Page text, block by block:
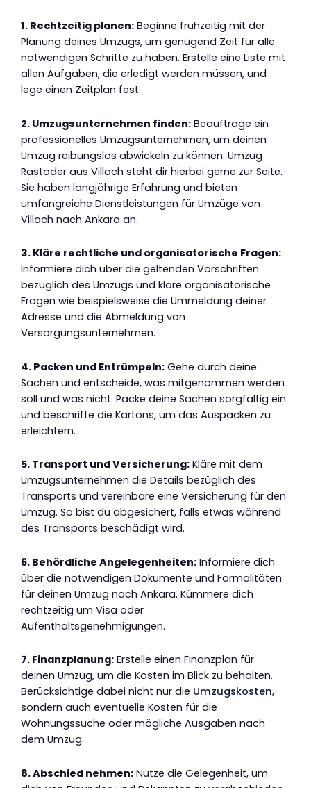
1. Rechtzeitig planen: Beginne frühzeitig mit der
Planung deines Umzugs, um genügend Zeit für alle
notwendigen Schritte zu haben. Erstelle eine Liste mit
allen Aufgaben, die erledigt werden müssen, und
lege einen Zeitplan fest.
2. Umzugsunternehmen finden: Beauftrage ein
professionelles Umzugsunternehmen, um deinen
Umzug reibungslos abwickeln zu können. Umzug
Rastoder aus Villach steht dir hierbei gerne zur Seite.
Sie haben langjährige Erfahrung und bieten
umfangreiche Dienstleistungen für Umzüge von
Villach nach Ankara an.
3. Kläre rechtliche und organisatorische Fragen:
Informiere dich über die geltenden Vorschriften
bezüglich des Umzugs und kläre organisatorische
Fragen wie beispielsweise die Ummeldung deiner
Adresse und die Abmeldung von
Versorgungsunternehmen.
4. Packen und Entrümpeln: Gehe durch deine
Sachen und entscheide, was mitgenommen werden
soll und was nicht. Packe deine Sachen sorgfältig ein
und beschrifte die Kartons, um das Auspacken zu
erleichtern.
5. Transport und Versicherung: Kläre mit dem
Umzugsunternehmen die Details bezüglich des
Transports und vereinbare eine Versicherung für den
Umzug. So bist du abgesichert, falls etwas während
des Transports beschädigt wird.
6. Behördliche Angelegenheiten: Informiere dich
über die notwendigen Dokumente und Formalitäten
für deinen Umzug nach Ankara. Kümmere dich
rechtzeitig um Visa oder
Aufenthaltsgenehmigungen.
7. Finanzplanung: Erstelle einen Finanzplan für
deinen Umzug, um die Kosten im Blick zu behalten.
Berücksichtige dabei nicht nur die Umzugskosten,
sondern auch eventuelle Kosten für die
Wohnungssuche oder mögliche Ausgaben nach
dem Umzug.
8. Abschied nehmen: Nutze die Gelegenheit, um